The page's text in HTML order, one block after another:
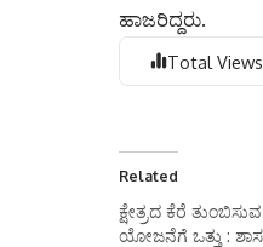
ಹಾಜರಿದ್ದರು.
Total
Related
ಕ್ಷೇತ್ರದ ಕೆರೆ ತುಂಬಿಸುವ
ಯೋಜನೆಗೆ ಒತ್ತು :